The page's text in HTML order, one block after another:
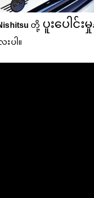
တို့ပူးပေါင်းမှု
ပါ။